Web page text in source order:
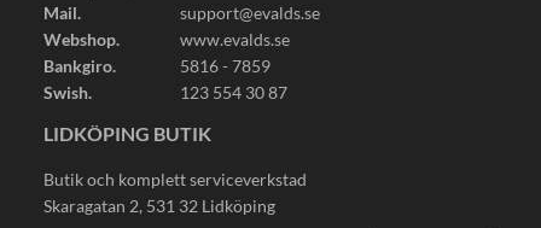
Mail.
support@evalds.se
Webshop.
www.evalds.se
Bankgiro.
5816 - 7859
Swish.
123 554 30 87
LIDKÖPING BUTIK
Butik och komplett serviceverkstad
Skaragatan 2, 531 32 Lidköping